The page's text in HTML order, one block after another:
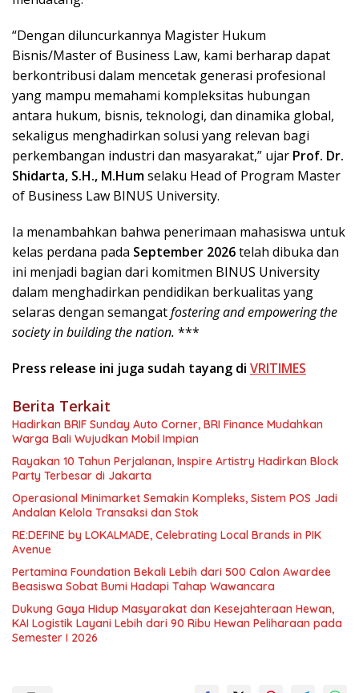
“Dengan diluncurkannya Magister Hukum
Bisnis/Master of Business Law, kami berharap dapat
berkontribusi dalam mencetak generasi profesional
yang mampu memahami kompleksitas hubungan
antara hukum, bisnis, teknologi, dan dinamika global,
sekaligus menghadirkan solusi yang relevan bagi
perkembangan industri dan masyarakat,” ujar Prof. Dr.
Shidarta, S.H., M.Humselaku Head of Program Master
of Business Law BINUS University.
Ia menambahkan bahwa penerimaan mahasiswa untuk
kelas perdana pada September 2026telah dibuka dan
ini menjadi bagian dari komitmen BINUS University
dalam menghadirkan pendidikan berkualitas yang
selaras dengan semangatfostering and empowering the
society in building the nation. ***
Press release ini juga sudah tayang di VRITIMES
Berita Terkait
Hadirkan BRIF Sunday Auto Corner, BRI Finance Mudahkan
Warga Bali Wujudkan Mobil Impian
Rayakan 10 Tahun Perjalanan, Inspire Artistry Hadirkan Block
Party Terbesar di Jakarta
Operasional Minimarket Semakin Kompleks, Sistem POS Jadi
Andalan Kelola Transaksi dan Stok
RE:DEFINE by LOKALMADE, Celebrating Local Brands in PIK
Avenue
Pertamina Foundation Bekali Lebih dari 500 Calon Awardee
Beasiswa Sobat Bumi Hadapi Tahap Wawancara
Dukung Gaya Hidup Masyarakat dan Kesejahteraan Hewan,
KAI Logistik Layani Lebih dari 90 Ribu Hewan Peliharaan pada
Semester I 2026